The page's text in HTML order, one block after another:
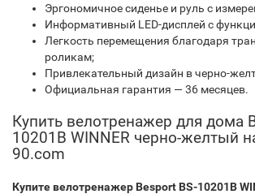
Эргономичное сиденье и руль с
Информативный LED-дисплей с
Легкость перемещения благодаря
роликам;
Привлекательный дизайн в черно-
Официальная гарантия — 36 месяцев.
Купить велотренажер для дома
10201B WINNER черно-желтый
90.com
Купите велотренажер Besport BS-10201B